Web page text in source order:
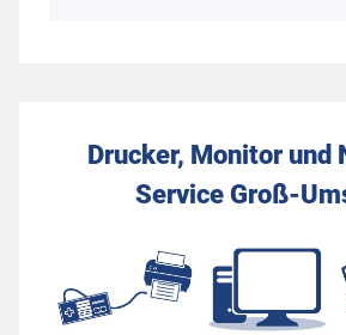
Drucker, Monitor und
Service Groß-